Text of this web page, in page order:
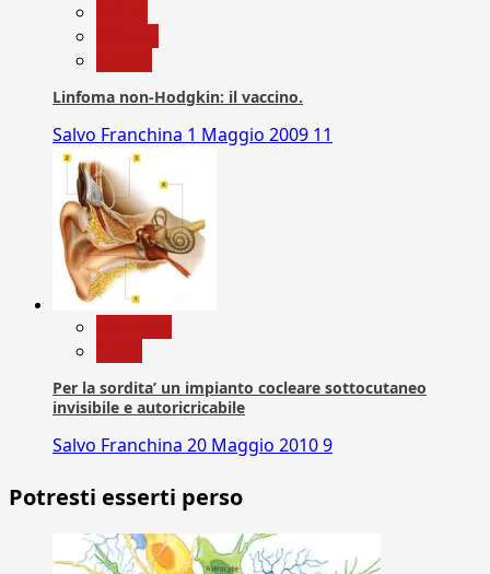
Linfoma non-Hodgkin: il vaccino.
Salvo Franchina 1 Maggio 2009 11
Per la sordita’ un impianto cocleare sottocutaneo
invisibile e autoricricabile
Salvo Franchina 20 Maggio 20109
Potresti esserti perso